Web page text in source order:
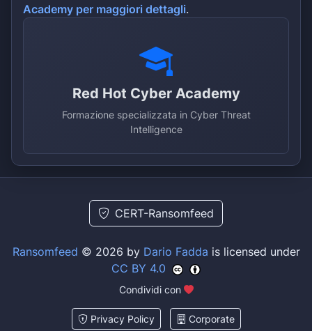
Academy per maggiori dettagli.
Red Hot Cyber Academy
Formazione specializzata in Cyber Threat
Intelligence
CERT-Ransomfeed
Ransomfeed © 2026 by Dario Fadda is licensed under
CC BY 4.0
Condividi con
Privacy Policy Corporate